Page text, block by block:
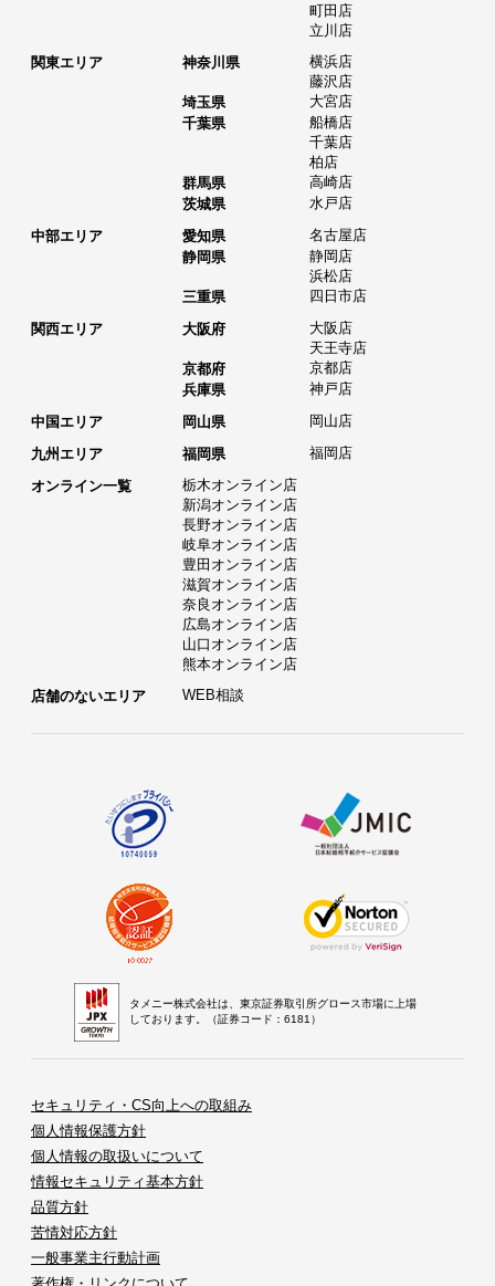
町田店
立川店
関東エリア
神奈川県
横浜店
藤沢店
埼玉県
大宮店
千葉県
船橋店
千葉店
柏店
群馬県
高崎店
茨城県
水戸店
中部エリア
愛知県
名古屋店
静岡県
静岡店
浜松店
三重県
四日市店
関西エリア
大阪府
大阪店
天王寺店
京都府
京都店
兵庫県
神戸店
中国エリア
岡山県
岡山店
九州エリア
福岡県
福岡店
オンライン一覧
栃木オンライン店
新潟オンライン店
長野オンライン店
岐阜オンライン店
豊田オンライン店
滋賀オンライン店
奈良オンライン店
広島オンライン店
山口オンライン店
熊本オンライン店
店舗のないエリア
WEB相談
タメニー株式会社は、東京証券取引所グロース市場に上場
しております。（証券コード：6181）
セキュリティ・CS向上への取組み
個人情報保護方針
個人情報の取扱いについて
情報セキュリティ基本方針
品質方針
苦情対応方針
一般事業主行動計画